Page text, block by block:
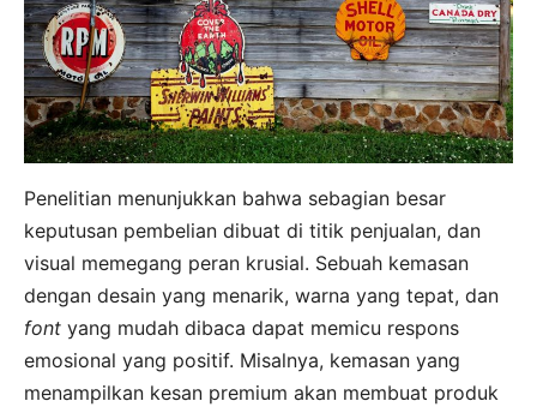
Penelitian menunjukkan bahwa sebagian besar
keputusan pembelian dibuat di titik penjualan, dan
visual memegang peran krusial. Sebuah kemasan
dengan desain yang menarik, warna yang tepat, dan
font yang mudah dibaca dapat memicu respons
emosional yang positif. Misalnya, kemasan yang
menampilkan kesan premium akan membuat produk